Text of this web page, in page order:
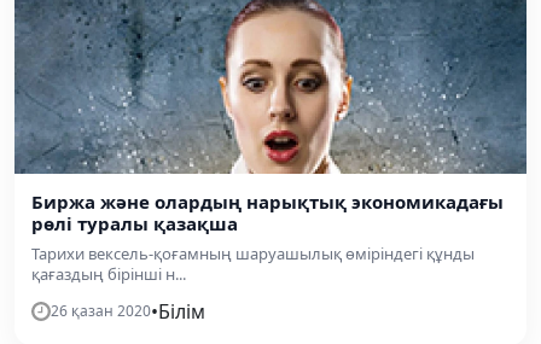
Биржа және олардың нарықтық экономикадағы
рөлі туралы қазақша
Тарихи вексель-қоғамның шаруашылық өміріндегі құнды
қағаздың бірінші н...
26 қазан 2020•Білім